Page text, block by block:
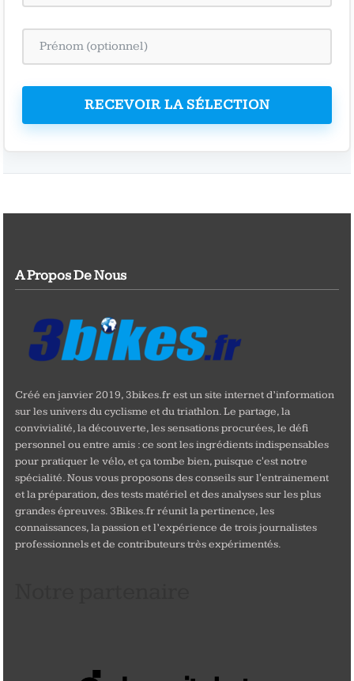
RECEVOIR LA SÉLECTION
A Propos De Nous
Créé en janvier 2019, 3bikes.fr est un site internet d’information
sur les univers du cyclisme et du triathlon. Le partage, la
convivialité, la découverte, les sensations procurées, le défi
personnel ou entre amis : ce sont les ingrédients indispensables
pour pratiquer le vélo, et ça tombe bien, puisque c'est notre
spécialité. Nous vous proposons des conseils sur l'entrainement
et la préparation, des tests matériel et des analyses sur les plus
grandes épreuves. 3Bikes.fr réunit la pertinence, les
connaissances, la passion et l’expérience de trois journalistes
professionnels et de contributeurs très expérimentés.